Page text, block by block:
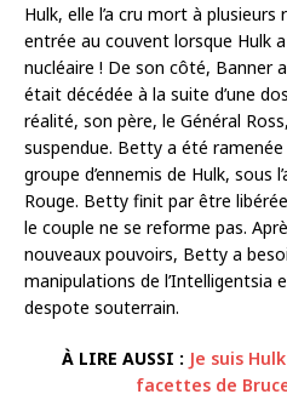
Hulk, elle l’a cru mort à plusieurs
entrée au couvent lorsque Hulk
nucléaire ! De son côté, Banner
était décédée à la suite d’une
réalité, son père, le Général
suspendue. Betty a été ramenée
groupe d’ennemis de Hulk, sous
Rouge. Betty finit par être
le couple ne se reforme pas.
nouveaux pouvoirs, Betty a
manipulations de l’Intelligentsia
despote souterrain.
À LIRE AUSSI : Je suis
facettes de